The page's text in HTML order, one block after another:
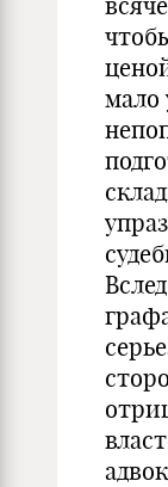
мало